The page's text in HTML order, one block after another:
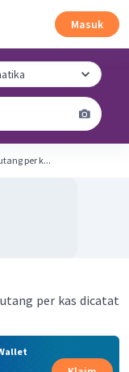
Masuk
per k...
per kas dicatat